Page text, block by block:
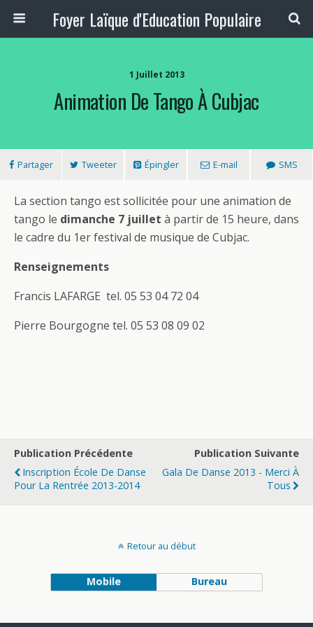
Foyer Laïque d'Education Populaire
1 Juillet 2013
Animation De Tango À Cubjac
Partager Tweeter Épingler E-mail SMS
La section tango est sollicitée pour une animation de
tango le dimanche 7 juillet à partir de 15 heure, dans
le cadre du 1er festival de musique de Cubjac.
Renseignements
Francis LAFARGE tel. 05 53 04 72 04
Pierre Bourgogne tel. 05 53 08 09 02
Publication Précédente
Inscription École De Danse
Pour La Rentrée 2013-2014
Publication Suivante
Gala De Danse 2013 - Merci À
Tous
Retour au début
Mobile Bureau